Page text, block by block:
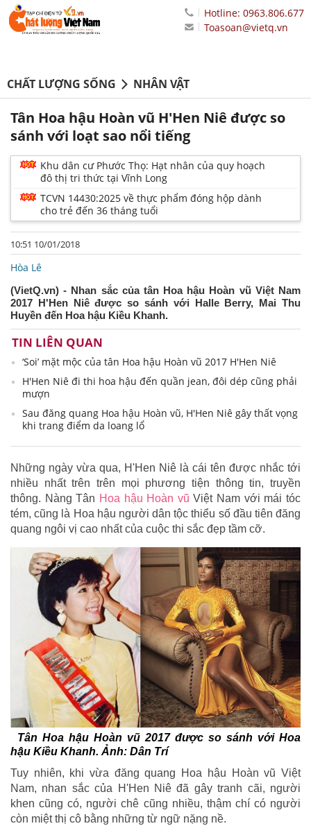
Hotline: 0963.806.677
Toasoan@vietq.vn
CHẤT LƯỢNG SỐNG NHÂN VẬT
Tân Hoa hậu Hoàn vũ H'Hen Niê được so
sánh với loạt sao nổi tiếng
Khu dân cư Phước Thọ: Hạt nhân của quy hoạch
đô thị tri thức tại Vĩnh Long
TCVN 14430:2025 về thực phẩm đóng hộp dành
cho trẻ đến 36 tháng tuổi
10:51 10/01/2018
Hòa Lê
(VietQ.vn) - Nhan sắc của tân Hoa hậu Hoàn vũ Việt Nam
2017 H'Hen Niê được so sánh với Halle Berry, Mai Thu
Huyền đến Hoa hậu Kiều Khanh.
TIN LIÊN QUAN
‘Soi’ mặt mộc của tân Hoa hậu Hoàn vũ 2017 H'Hen Niê
H'Hen Niê đi thi hoa hậu đến quần jean, đôi dép cũng phải
mượn
Sau đăng quang Hoa hậu Hoàn vũ, H'Hen Niê gây thất vọng
khi trang điểm da loang lổ
Những ngày vừa qua, H'Hen Niê là cái tên được nhắc tới
nhiều nhất trên trên mọi phương tiện thông tin, truyền
thông. Nàng Tân Hoa hậu Hoàn vũ Việt Nam với mái tóc
tém, cũng là Hoa hậu người dân tộc thiểu số đầu tiên đăng
quang ngôi vị cao nhất của cuộc thi sắc đẹp tầm cỡ.
Tân Hoa hậu Hoàn vũ 2017 được so sánh với Hoa
hậu Kiều Khanh. Ảnh: Dân Trí
Tuy nhiên, khi vừa đăng quang Hoa hậu Hoàn vũ Việt
Nam, nhan sắc của H'Hen Niê đã gây tranh cãi, người
khen cũng có, người chê cũng nhiều, thậm chí có người
còn miệt thị cô bằng những từ ngữ nặng nề.